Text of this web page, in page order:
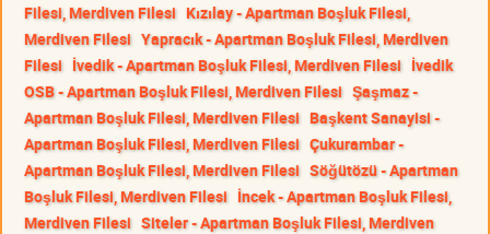
Filesi, Merdiven Filesi Kızılay - Apartman Boşluk Filesi,
Merdiven Filesi Yapracık - Apartman Boşluk Filesi, Merdiven
Filesi İvedik - Apartman Boşluk Filesi, Merdiven Filesi İvedik
OSB - Apartman Boşluk Filesi, Merdiven Filesi Şaşmaz -
Apartman Boşluk Filesi, Merdiven Filesi Başkent Sanayisi -
Apartman Boşluk Filesi, Merdiven Filesi Çukurambar -
Apartman Boşluk Filesi, Merdiven Filesi Söğütözü - Apartman
Boşluk Filesi, Merdiven Filesi İncek - Apartman Boşluk Filesi,
Merdiven Filesi Siteler - Apartman Boşluk Filesi, Merdiven